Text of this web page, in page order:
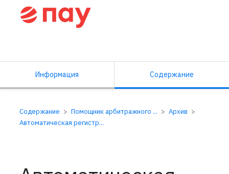
Информация Содержание
Содержание Помощник арбитражного ...
Архив
Автоматическая регистр...